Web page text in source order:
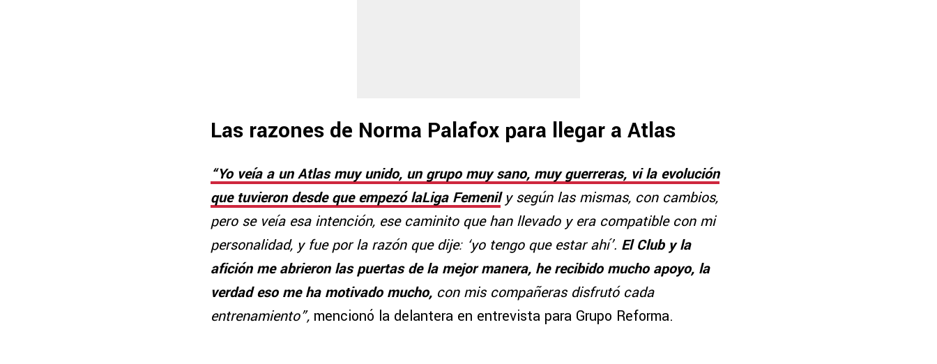
Las razones de Norma Palafox para llegar a Atlas
“Yo veía a un Atlas muy unido, un grupo muy sano, muy guerreras, vi la evolución
que tuvieron desde que empezó laLiga Femenily según las mismas, con cambios,
pero se veía esa intención, ese caminito que han llevado y era compatible con mi
personalidad, y fue por la razón que dije: ‘yo tengo que estar ahí’. El Club y la
afición me abrieron las puertas de la mejor manera, he recibido mucho apoyo, la
verdad eso me ha motivado mucho, con mis compañeras disfrutó cada
entrenamiento”, mencionó la delantera en entrevista para Grupo Reforma.